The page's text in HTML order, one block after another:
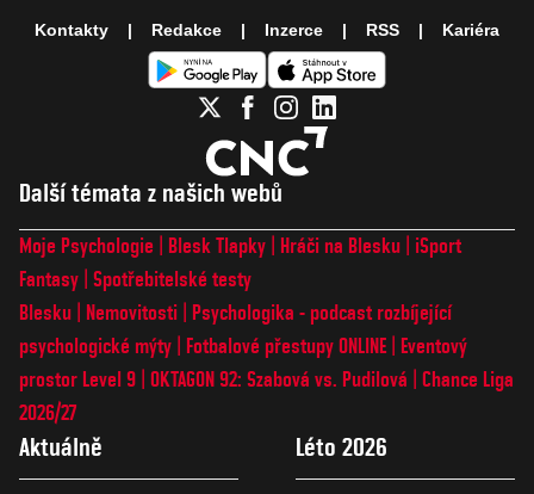
Další témata z našich webů
Moje Psychologie Blesk Tlapky Hráči na Blesku
iSport
Fantasy Spotřebitelské testy
Blesku
Nemovitosti
Psychologika - podcast rozbíjející
psychologické mýty
Fotbalové přestupy ONLINE
Eventový
prostor Level 9 OKTAGON 92: Szabová vs. Pudilová
Chance Liga
2026/27
Aktuálně Léto 2026
Kontakty Redakce Inzerce RSS Kariéra